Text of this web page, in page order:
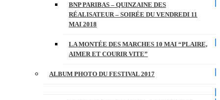
BNP PARIBAS – QUINZAINE DES
RÉALISATEUR – SOIRÉE DU VENDREDI 11
MAI 2018
LA MONTÉE DES MARCHES 10 MAI “PLAIRE,
AIMER ET COURIR VITE”
ALBUM PHOTO DU FESTIVAL 2017